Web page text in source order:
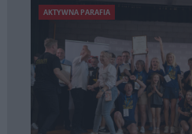
AKTYWNA PARAFIA